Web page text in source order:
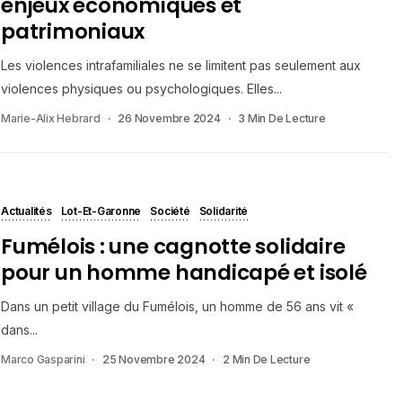
patrimoniaux
Les violences intrafamiliales ne se limitent pas seulement aux
violences physiques ou psychologiques. Elles...
Marie-Alix Hebrard 26 Novembre 2024 3 Min De Lecture
Actualités Lot-Et-Garonne Société Solidarité
Fumélois : une cagnotte solidaire
pour un homme handicapé et isolé
Dans un petit village du Fumélois, un homme de 56 ans vit «
dans...
Marco Gasparini 25 Novembre 2024 2 Min De Lecture